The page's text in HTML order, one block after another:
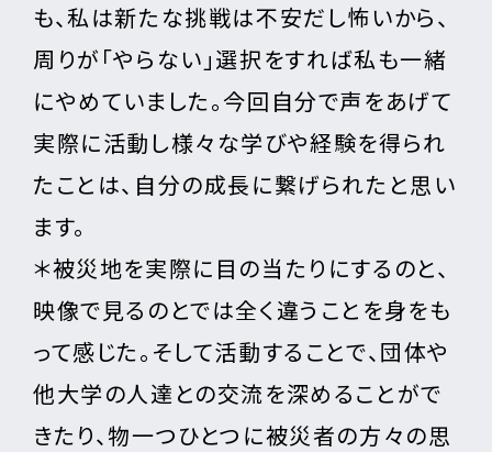
も、私は新たな挑戦は不安だし怖いから、
周りが「やらない」選択をすれば私も一緒
にやめていました。今回自分で声をあげて
実際に活動し様々な学びや経験を得られ
たことは、自分の成長に繋げられたと思い
ます。
＊被災地を実際に目の当たりにするのと、
映像で見るのとでは全く違うことを身をも
って感じた。そして活動することで、団体や
他大学の人達との交流を深めることがで
きたり、物一つひとつに被災者の方々の思